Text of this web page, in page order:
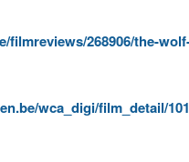
filmreviews/268906/the-
wca_digi/film_detail/